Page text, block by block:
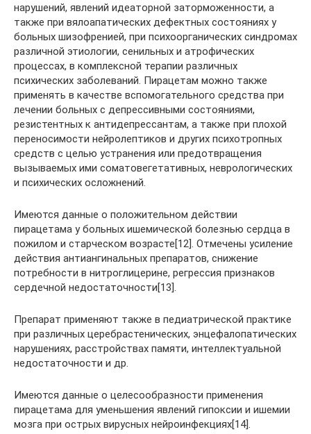
нарушений, явлений идеаторной заторможенности, а
также при вялоапатических дефектных состояниях у
больных шизофренией, при психоорганических синдромах
различной этиологии, сенильных и атрофических
процессах, в комплексной терапии различных
психических заболеваний. Пирацетам можно также
применять в качестве вспомогательного средства при
лечении больных с депрессивными состояниями,
резистентных к антидепрессантам, а также при плохой
переносимости нейролептиков и других психотропных
средств с целью устранения или предотвращения
вызываемых ими соматовегетативных, неврологических
и психических осложнений.
Имеются данные о положительном действии
пирацетама у больных ишемической болезнью сердца в
пожилом и старческом возрасте[12]. Отмечены усиление
действия антиангинальных препаратов, снижение
потребности в нитроглицерине, регрессия признаков
сердечной недостаточности[13].
Препарат применяют также в педиатрической практике
при различных церебрастенических, энцефалопатических
нарушениях, расстройствах памяти, интеллектуальной
недостаточности и др.
Имеются данные о целесообразности применения
пирацетама для уменьшения явлений гипоксии и ишемии
мозга при острых вирусных нейроинфекциях[14].